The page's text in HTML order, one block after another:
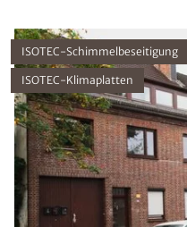
ISOTEC-Schimmelbeseitigung
ISOTEC-Klimaplatten